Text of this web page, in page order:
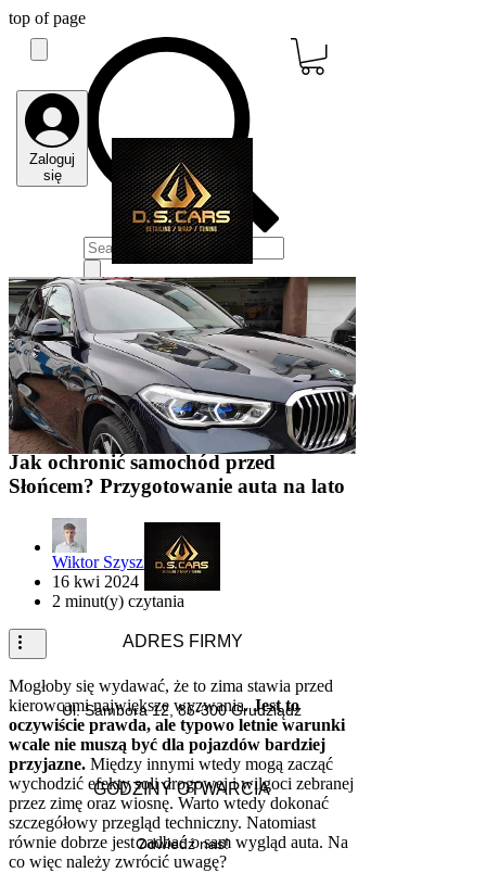
top of page
Zaloguj
się
Post
Szukaj
Wszystkie postydetailing zimą
Wszystkie postyClose
Jak ochronić samochód przed
Słońcem? Przygotowanie auta na lato
Wiktor Szyszkowski
16 kwi 2024
2 minut(y) czytania
Mogłoby się wydawać, że to zima stawia przed
kierowcami największe wyzwania.Jest to
oczywiście prawda, ale typowo letnie warunki
wcale nie muszą być dla pojazdów bardziej
przyjazne. Między innymi wtedy mogą zacząć
wychodzić efekty soli drogowej i wilgoci zebranej
przez zimę oraz wiosnę. Warto wtedy dokonać
szczegółowy przegląd techniczny. Natomiast
równie dobrze jest zadbać o sam wygląd auta. Na
co więc należy zwrócić uwagę?
ADRES FIRMY
Ul. Sambora 12, 86-300 Grudziądz
GODZINY OTWARCIA
Odwiedź nas!